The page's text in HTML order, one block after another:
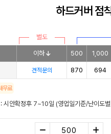
10
형광
하드커버 점
별도
이하 500 1,000
견적문의 870 694
무료
시안확정후 7~10일 (영업일기준/난이도